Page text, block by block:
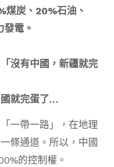
煤炭、20%石油、
電。
沒有中國，新疆就完
就完蛋了…
一帶一路」，在地理
條通道。所以，中國
的控制權。